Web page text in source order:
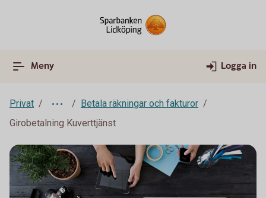
Meny Logga in
Privat
Betala räkningar och fakturor
Girobetalning Kuverttjänst